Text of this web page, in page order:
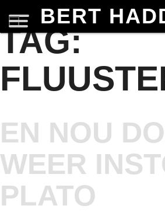
BERT
TAG:
EN NOU
WEER
PLATO